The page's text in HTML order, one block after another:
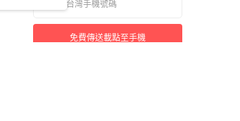
免費傳送載點至手機